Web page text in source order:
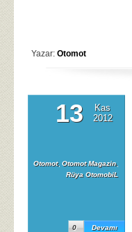
Yazar: Otomot
13
Kas
2012
Otomot, Otomot Magazin,
Rüya OtomobiL
Devamı
0